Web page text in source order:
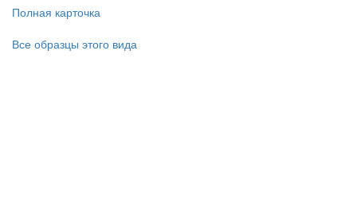
Полная карточка
Все образцы этого вида